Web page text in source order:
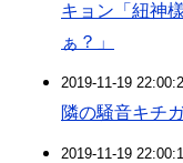
キョン「紐神
ぁ？」
2019-11-19
隣の騒音キチ
2019-11-19